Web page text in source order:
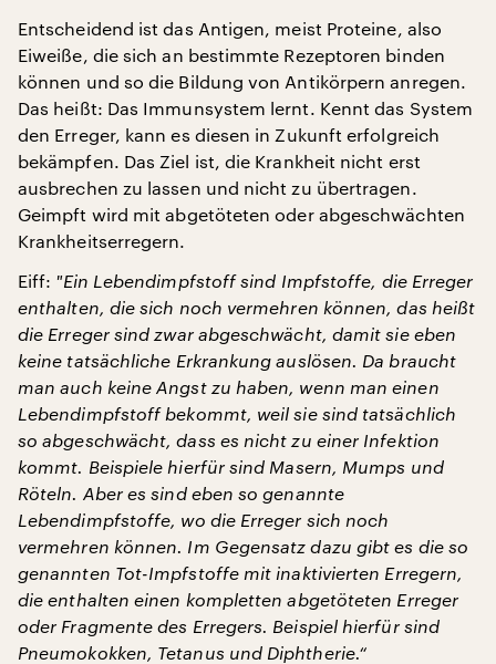
Entscheidend ist das Antigen, meist Proteine, also
Eiweiße, die sich an bestimmte Rezeptoren binden
können und so die Bildung von Antikörpern anregen.
Das heißt: Das Immunsystem lernt. Kennt das System
den Erreger, kann es diesen in Zukunft erfolgreich
bekämpfen. Das Ziel ist, die Krankheit nicht erst
ausbrechen zu lassen und nicht zu übertragen.
Geimpft wird mit abgetöteten oder abgeschwächten
Krankheitserregern.
Eiff: "Ein Lebendimpfstoff sind Impfstoffe, die Erreger
enthalten, die sich noch vermehren können, das heißt
die Erreger sind zwar abgeschwächt, damit sie eben
keine tatsächliche Erkrankung auslösen. Da braucht
man auch keine Angst zu haben, wenn man einen
Lebendimpfstoff bekommt, weil sie sind tatsächlich
so abgeschwächt, dass es nicht zu einer Infektion
kommt. Beispiele hierfür sind Masern, Mumps und
Röteln. Aber es sind eben so genannte
Lebendimpfstoffe, wo die Erreger sich noch
vermehren können. Im Gegensatz dazu gibt es die so
genannten Tot-Impfstoffe mit inaktivierten Erregern,
die enthalten einen kompletten abgetöteten Erreger
oder Fragmente des Erregers. Beispiel hierfür sind
Pneumokokken, Tetanus und Diphtherie.“